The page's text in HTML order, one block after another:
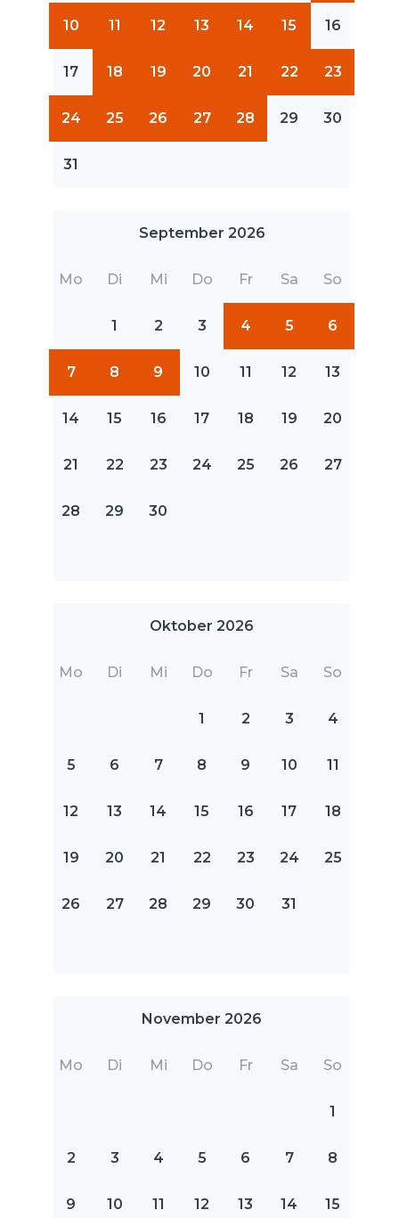
10 11 12 13 14 15 16
17 18 19 20 21 22 23
24 25 26 27 28 29 30
31
September 2026
Mo Di Mi Do Fr Sa So
1 2 3 4 5 6
7 8 9 10 11 12 13
14 15 16 17 18 19 20
21 22 23 24 25 26 27
28 29 30
Oktober 2026
Mo Di Mi Do Fr Sa So
1 2 3 4
5 6 7 8 9 10 11
12 13 14 15 16 17 18
19 20 21 22 23 24 25
26 27 28 29 30 31
November 2026
Mo Di Mi Do Fr Sa So
1
2 3 4 5 6 7 8
9 10 11 12 13 14 15